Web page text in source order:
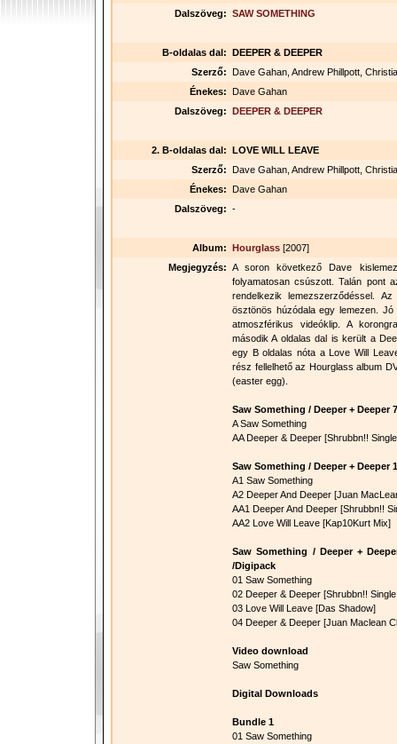
Dalszöveg: SAW SOMETHING
B-oldalas dal: DEEPER & DEEPER
Szerző: Dave Gahan, Andrew Phillpott,
Énekes: Dave Gahan
Dalszöveg: DEEPER & DEEPER
2. B-oldalas dal: LOVE WILL LEAVE
Szerző: Dave Gahan, Andrew Phillpott,
Énekes: Dave Gahan
Dalszöveg: -
Album: Hourglass [2007]
Megjegyzés: A soron következő Dave
folyamatosan csúszott. Talán pont
rendelkezik lemezszerződéssel.
ösztönös húzódala egy lemezen.
atmoszférikus videóklip. A
második A oldalas dal is került a
egy B oldalas nóta a Love Will
rész fellelhető az Hourglass album
(easter egg).
Saw Something / Deeper + Deeper
A Saw Something
AA Deeper & Deeper [Shrubbn!!
Saw Something / Deeper + Deeper
A1 Saw Something
A2 Deeper And Deeper [Juan
AA1 Deeper And Deeper [Shrubbn!!
AA2 Love Will Leave [Kap10Kurt Mix]
Saw Something / Deeper +
/Digipack
01 Saw Something
02 Deeper & Deeper [Shrubbn!!
03 Love Will Leave [Das Shadow]
04 Deeper & Deeper [Juan Maclean
Video download
Saw Something
Digital Downloads
Bundle 1
01 Saw Something